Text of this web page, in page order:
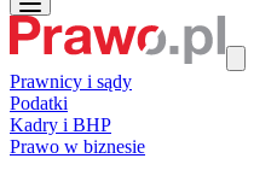
Prawnicy i sądy
Podatki
Kadry i BHP
Prawo w biznesie